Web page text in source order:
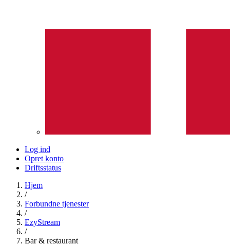
Log ind
Opret konto
Driftsstatus
Hjem
/
Forbundne tjenester
/
EzyStream
/
Bar & restaurant